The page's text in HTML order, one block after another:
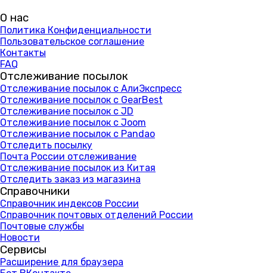
О нас
Политика Конфиденциальности
Пользовательское соглашение
Контакты
FAQ
Отслеживание посылок
Отслеживание посылок с АлиЭкспресс
Отслеживание посылок с GearBest
Отслеживание посылок с JD
Отслеживание посылок с Joom
Отслеживание посылок с Pandao
Отследить посылку
Почта России отслеживание
Отслеживание посылок из Китая
Отследить заказ из магазина
Справочники
Справочник индексов России
Справочник почтовых отделений России
Почтовые службы
Новости
Сервисы
Расширение для браузера